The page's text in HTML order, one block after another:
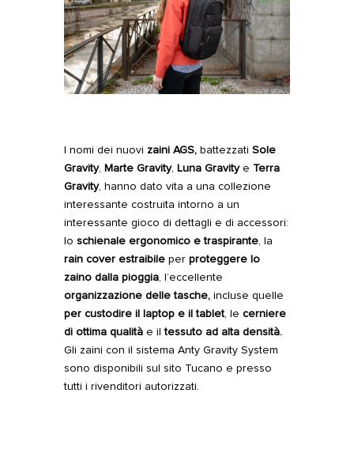
I nomi dei nuovi zaini AGS, battezzati Sole
Gravity, Marte Gravity, Luna Gravitye Terra
Gravity, hanno dato vita a una collezione
interessante costruita intorno a un
interessante gioco di dettagli e di accessori:
lo schienale ergonomico e traspirante, la
rain cover estraibile per proteggere lo
zaino dalla pioggia, l’eccellente
organizzazione delle tasche, incluse quelle
per custodire il laptop e il tablet, le cerniere
di ottima qualitàe iltessuto ad alta densità.
Gli zaini con il sistema Anty Gravity System
sono disponibili sul sito Tucano e presso
tutti i rivenditori autorizzati.